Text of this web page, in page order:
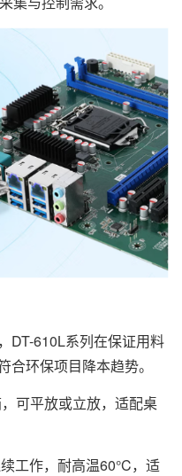
DT-610L系列在保证用料
环保项目降本趋势。
可平放或立放，适配桌
工作，耐高温60°C，适